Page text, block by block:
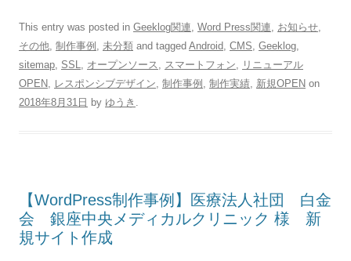
This entry was posted in Geeklog関連 Word Press関連 お知らせ
その他 制作事例 未分類 and tagged Android CMS Geeklog
sitemap SSL オープンソース スマートフォン
リニューアル
OPEN
レスポンシブデザイン 制作事例 制作実績 新規OPEN on
2018年8月31日 by ゆうき
【WordPress制作事例】医療法人社団 白金
会 銀座中央メディカルクリニック 様 新
規サイト作成